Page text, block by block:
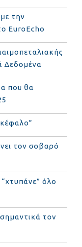
την
EuroEcho
Δεδομένα
που θα
τον σοβαρό
όλο
τον